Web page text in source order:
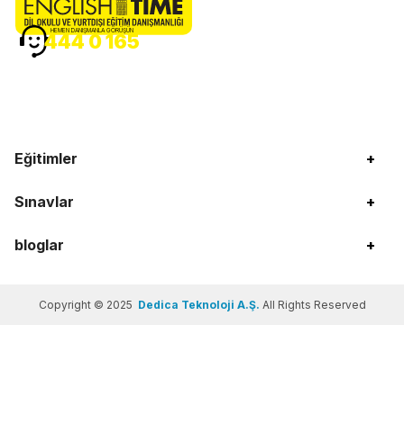
Eğitimler +
Sınavlar +
bloglar +
HEMEN DANIŞMANLA GÖRÜŞÜN
444 0 165
Copyright © 2025 Dedica Teknoloji A.Ş. All Rights Reserved